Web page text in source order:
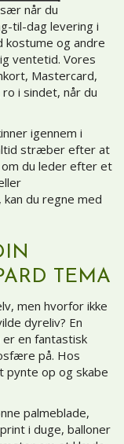
når du
til-dag levering i
kostume og andre
ventetid. Vores
Mastercard,
i sindet, når du
igennem i
stræber efter at
du leder efter et
du regne med
TEMA
men hvorfor ikke
dyreliv? En
en fantastisk
på. Hos
pynte op og skabe
palmeblade,
i duge, balloner